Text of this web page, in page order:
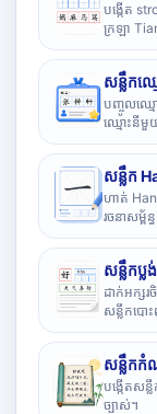
បង្កើត
ក្រឡា
សន្លឹកឈ្
បញ្ចូលឈ្ម
ឈ្មោះនីមួ
សន្លឹក
ហាត់
រចនាសម្
សន្លឹកប្ល
ដាក់អក្ស
សន្លឹកបោ
សន្លឹកកំ
បង្កើតសន្
ច្បាស់។